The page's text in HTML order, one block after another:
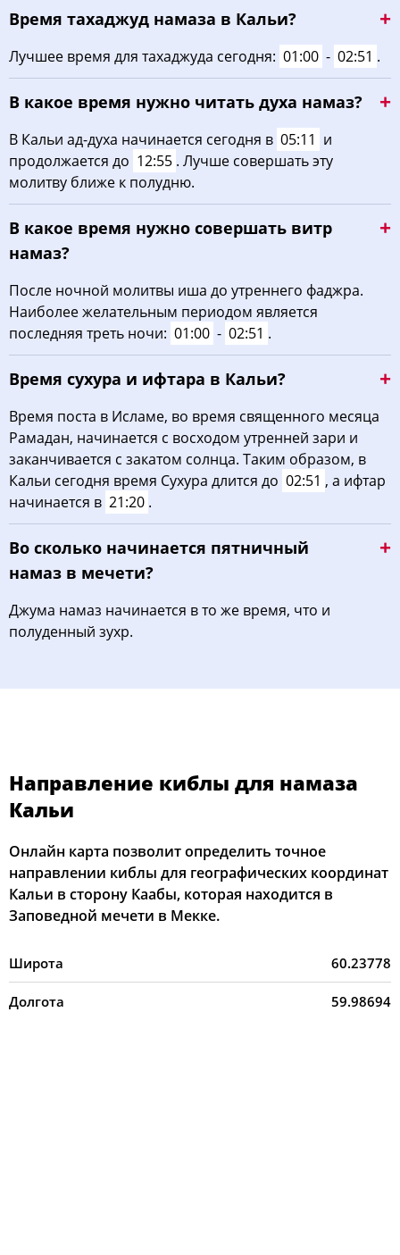
22, Сб 03:07 05:30
03:08 05:32 13:03 16:58 20:32 22:47
24, Пн 03:09 05:35 13:02 16:57 20:29 22:45
03:10 05:37 13:02 16:55 20:26
03:11 05:39 13:02
27, Чт 03:12 05:42 13:02 16:52 20:20 22:40
29, Сб 03:14 05:47 13:01 16:48 20:14
30, Вс 03:15 05:49 13:01 16:46 20:11 22:33
03:16 05:51 13:00
Время тахаджуд намаза в Кальи?
Лучшее время для тахаджуда сегодня: 01:00 - 02:51 .
В какое время нужно читать духа намаз?
В Кальи ад-духа начинается сегодня в 05:11 и
продолжается до 12:55 . Лучше совершать эту
молитву ближе к полудню.
В какое время нужно совершать витр
намаз?
После ночной молитвы иша до утреннего фаджра.
Наиболее желательным периодом является
последняя треть ночи: 01:00 - 02:51 .
Время сухура и ифтара в Кальи?
Время поста в Исламе, во время священного месяца
Рамадан, начинается с восходом утренней зари и
заканчивается с закатом солнца. Таким образом, в
Кальи сегодня время Сухура длится до 02:51 , а ифтар
начинается в 21:20 .
Во сколько начинается пятничный
намаз в мечети?
Джума намаз начинается в то же время, что и
полуденный зухр.
Направление киблы для намаза
Кальи
Онлайн карта позволит определить точное
направлении киблы для географических координат
Кальи в сторону Каабы, которая находится в
Заповедной мечети в Мекке.
Широта 60.23778
Долгота 59.98694